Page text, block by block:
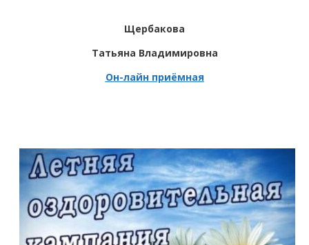
Щербакова
Татьяна Владимировна
Он-лайн приёмная